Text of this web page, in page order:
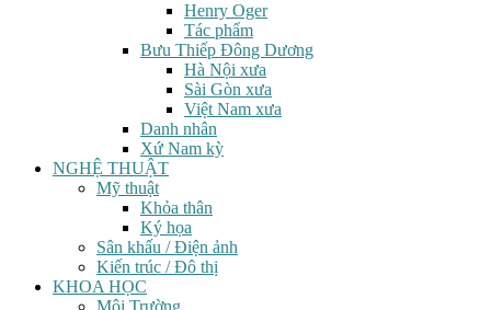
Henry Oger
Tác phẩm
Bưu Thiếp Đông Dương
Hà Nội xưa
Sài Gòn xưa
Việt Nam xưa
Danh nhân
Xứ Nam kỳ
NGHỆ THUẬT
Mỹ thuật
Khỏa thân
Ký họa
Sân khấu / Điện ảnh
Kiến trúc / Đô thị
KHOA HỌC
Môi Trường